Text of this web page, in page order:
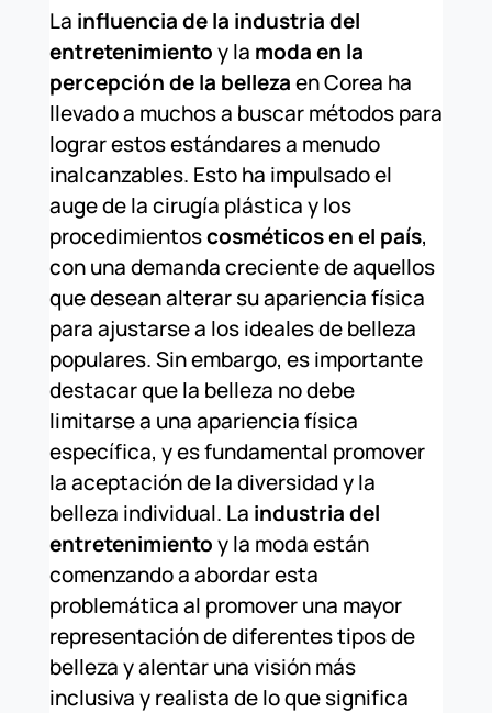
La influencia de la industria del
entretenimientoy la moda en la
percepción de la bellezaen Corea ha
llevado a muchos a buscar métodos para
lograr estos estándares a menudo
inalcanzables. Esto ha impulsado el
auge de la cirugía plástica y los
procedimientoscosméticos en el país,
con una demanda creciente de aquellos
que desean alterar su apariencia física
para ajustarse a los ideales de belleza
populares. Sin embargo, es importante
destacar que la belleza no debe
limitarse a una apariencia física
específica, y es fundamental promover
la aceptación de la diversidad y la
belleza individual. La industria del
entretenimientoy la moda están
comenzando a abordar esta
problemática al promover una mayor
representación de diferentes tipos de
belleza y alentar una visión más
inclusiva y realista de lo que significa